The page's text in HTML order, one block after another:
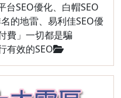
台SEO優化、白帽SEO
的地雷、易利佳SEO優
費」一切都是騙
有效的SEO